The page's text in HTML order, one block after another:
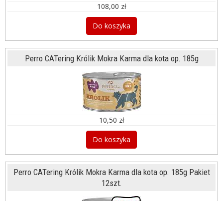
108,00 zł
Do koszyka
Perro CATering Królik Mokra Karma dla kota op. 185g
10,50 zł
Do koszyka
Perro CATering Królik Mokra Karma dla kota op. 185g Pakiet
12szt.